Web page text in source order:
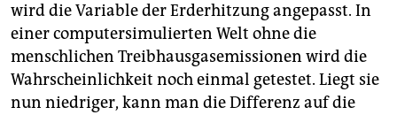
wird die Variable der Erderhitzung angepasst. In
einer computersimulierten Welt ohne die
menschlichen Treibhausgasemissionen wird die
Wahrscheinlichkeit noch einmal getestet. Liegt sie
nun niedriger, kann man die Differenz auf die